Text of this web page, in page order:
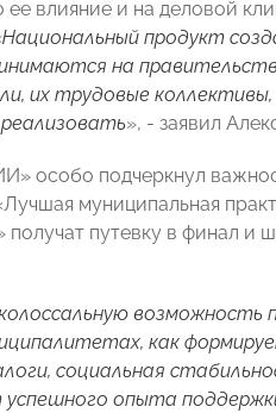
влияние и на деловой
Национальный продукт
на
их трудовые
», - заявил
особо подчеркнул
муниципальная
получат путевку в финал
как
социальная
опыта